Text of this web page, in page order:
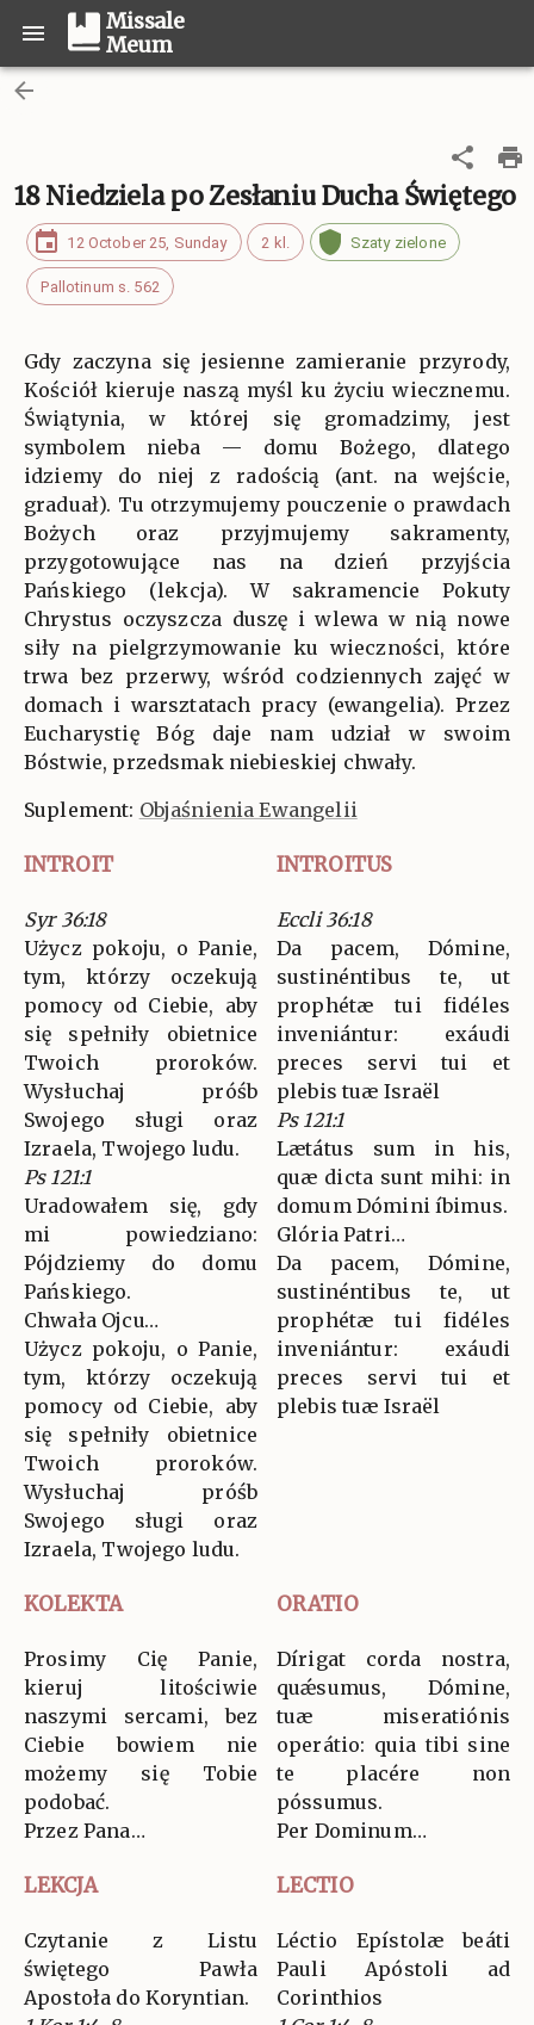
Missale
Meum
18 Niedziela po Zesłaniu Ducha Świętego
12 October 25, Sunday 2 kl. Szaty zielone
Pallotinum s. 562
Gdy zaczyna się jesienne zamieranie przyrody,
Kościół kieruje naszą myśl ku życiu wiecznemu.
Świątynia, w której się gromadzimy, jest
symbolem nieba — domu Bożego, dlatego
idziemy do niej z radością (ant. na wejście,
graduał). Tu otrzymujemy pouczenie o prawdach
Bożych oraz przyjmujemy sakramenty,
przygotowujące nas na dzień przyjścia
Pańskiego (lekcja). W sakramencie Pokuty
Chrystus oczyszcza duszę i wlewa w nią nowe
siły na pielgrzymowanie ku wieczności, które
trwa bez przerwy, wśród codziennych zajęć w
domach i warsztatach pracy (ewangelia). Przez
Eucharystię Bóg daje nam udział w swoim
Bóstwie, przedsmak niebieskiej chwały.
Suplement: Objaśnienia Ewangelii
INTROIT INTROITUS
Syr 36:18
Użycz pokoju, o Panie,
tym, którzy oczekują
pomocy od Ciebie, aby
się spełniły obietnice
Twoich proroków.
Wysłuchaj próśb
Swojego sługi oraz
Izraela, Twojego ludu.
Ps 121:1
Uradowałem się, gdy
mi powiedziano:
Pójdziemy do domu
Pańskiego.
Chwała Ojcu…
Użycz pokoju, o Panie,
tym, którzy oczekują
pomocy od Ciebie, aby
się spełniły obietnice
Twoich proroków.
Wysłuchaj próśb
Swojego sługi oraz
Izraela, Twojego ludu.
Eccli 36:18
Da pacem, Dómine,
sustinéntibus te, ut
prophétæ tui fidéles
inveniántur: exáudi
preces servi tui et
plebis tuæ Israël
Ps 121:1
Lætátus sum in his,
quæ dicta sunt mihi: in
domum Dómini íbimus.
Glória Patri…
Da pacem, Dómine,
sustinéntibus te, ut
prophétæ tui fidéles
inveniántur: exáudi
preces servi tui et
plebis tuæ Israël
KOLEKTA ORATIO
Prosimy Cię Panie,
kieruj litościwie
naszymi sercami, bez
Ciebie bowiem nie
możemy się Tobie
podobać.
Przez Pana…
Dírigat corda nostra,
quǽsumus, Dómine,
tuæ miseratiónis
operátio: quia tibi sine
te placére non
póssumus.
Per Dominum…
LEKCJA LECTIO
Czytanie z Listu
świętego Pawła
Apostoła do Koryntian.
Léctio Epístolæ beáti
Pauli Apóstoli ad
Corinthios